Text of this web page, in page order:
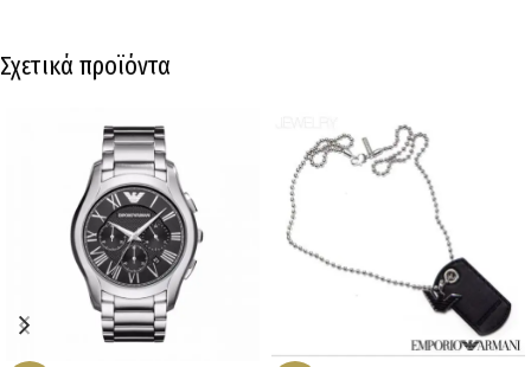
Σχετικά προϊόντα